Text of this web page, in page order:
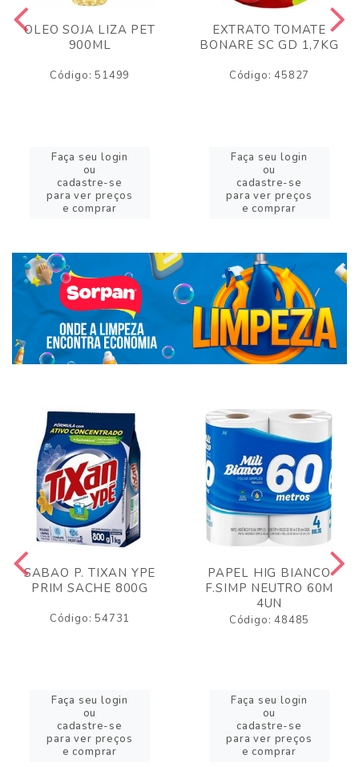
OLEO SOJA LIZA PET
900ML
Código: 51499
Faça seu login
ou
cadastre-se
para ver preços
e comprar
EXTRATO TOMATE
BONARE SC GD 1,7KG
Código: 45827
Faça seu login
ou
cadastre-se
para ver preços
e comprar
SABAO P. TIXAN YPE
PRIM SACHE 800G
Código: 54731
Faça seu login
ou
cadastre-se
para ver preços
e comprar
PAPEL HIG BIANCO
F.SIMP NEUTRO 60M
4UN
Código: 48485
Faça seu login
ou
cadastre-se
para ver preços
e comprar